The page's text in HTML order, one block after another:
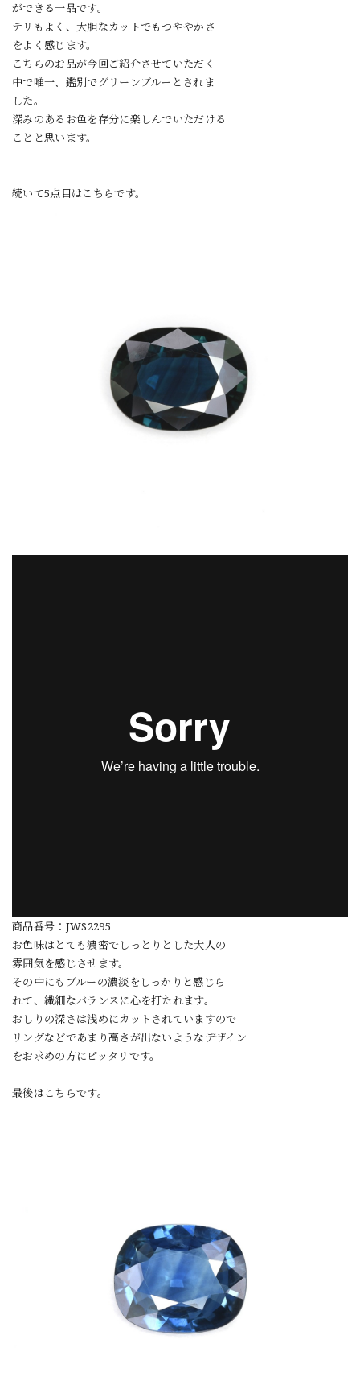
ができる一品です。
テリもよく、大胆なカットでもつややかさ
をよく感じます。
こちらのお品が今回ご紹介させていただく
中で唯一、鑑別でグリーンブルーとされま
した。
深みのあるお色を存分に楽しんでいただける
ことと思います。
続いて5点目はこちらです。
商品番号：JWS2295
お色味はとても濃密でしっとりとした大人の
雰囲気を感じさせます。
その中にもブルーの濃淡をしっかりと感じら
れて、繊細なバランスに心を打たれます。
おしりの深さは浅めにカットされていますので
リングなどであまり高さが出ないようなデザイン
をお求めの方にピッタリです。
最後はこちらです。